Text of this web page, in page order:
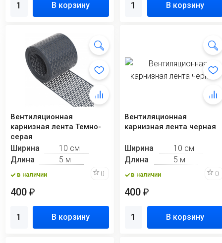
В корзину В корзину
Вентиляционная
карнизная лента Темно-
серая
Ширина
10 см
Длина
5 м
в наличии 0
400 ₽
В корзину
Вентиляционная
карнизная лента черная
Ширина
10 см
Длина
5 м
в наличии 0
400₽
В корзину